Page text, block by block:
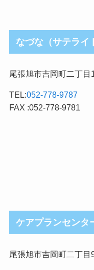
なづな（サテライ
尾張旭市吉岡町二丁目
TEL:052-778-9787
FAX :052-778-9781
ケアプランセン
尾張旭市吉岡町二丁目